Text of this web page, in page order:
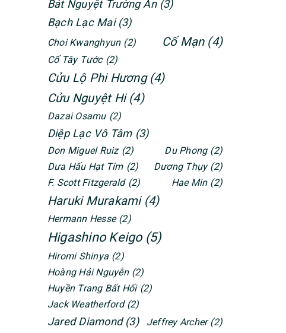
Bát Nguyệt Trường An (3)
Bạch Lạc Mai (3)
Choi Kwanghyun (2) Cố Mạn (4)
Cố Tây Tước (2)
Cửu Lộ Phi Hương (4)
Cửu Nguyệt Hi (4)
Dazai Osamu (2)
Diệp Lạc Vô Tâm (3)
Don Miguel Ruiz (2) Du Phong (2)
Dưa Hấu Hạt Tím (2) Dương Thụy (2)
F. Scott Fitzgerald (2) Hae Min (2)
Haruki Murakami (4)
Hermann Hesse (2)
Higashino Keigo (5)
Hiromi Shinya (2)
Hoàng Hải Nguyễn (2)
Huyền Trang Bất Hối (2)
Jack Weatherford (2)
Jared Diamond (3) Jeffrey Archer (2)